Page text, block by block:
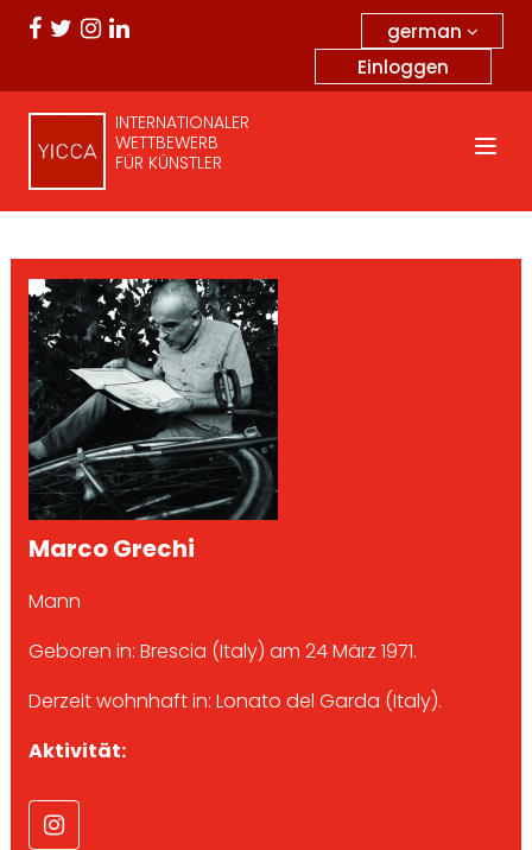
german
Einloggen
INTERNATIONALER
WETTBEWERB
FÜR KÜNSTLER
Marco Grechi
Mann
Geboren in: Brescia (Italy) am 24 März 1971.
Derzeit wohnhaft in: Lonato del Garda (Italy).
Aktivität: